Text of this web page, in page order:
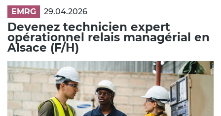
EMRG 29.04.2026
Devenez technicien expert
opérationnel relais managérial en
Alsace (F/H)
Illustration